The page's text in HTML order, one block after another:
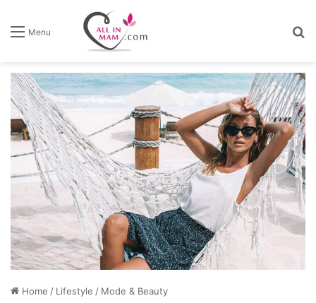
Menu
Home / Lifestyle / Mode & Beauty